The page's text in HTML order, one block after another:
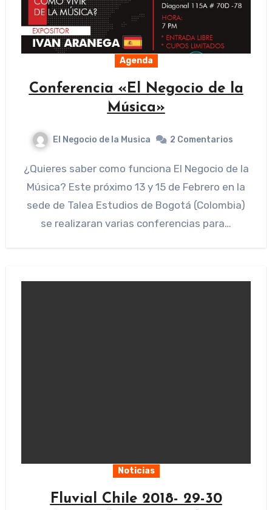
Agenda
Conferencia «El Negocio de la
Música»
El Negocio de la Musica 2 Comentarios
¿Quieres saber como funciona El Negocio de la
Música? Este próximo 13 y 15 de Febrero en la
sede de Talea Estudios de Bogotá (Colombia)
se realizaran varias conferencias para…
Noticias
Fluvial Chile 2018- 29-30